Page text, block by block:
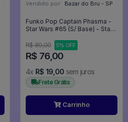
Vendido por: Bazar do Bru - SP
Funko Pop Captain Phasma -
Star Wars #65 (S/ Base) - Stars
R$ 80,00
5% OFF
R$ 76,00
4x R$ 19,00 sem juros
Frete Grátis
Carrinho